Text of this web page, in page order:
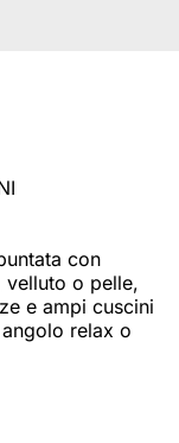
con
velluto o pelle,
e ampi cuscini
relax o